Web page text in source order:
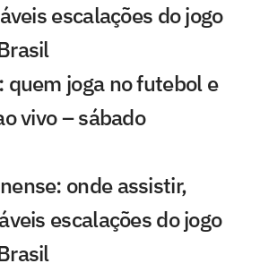
escalações do jogo
quem joga no futebol e
vivo – sábado
onde assistir,
escalações do jogo